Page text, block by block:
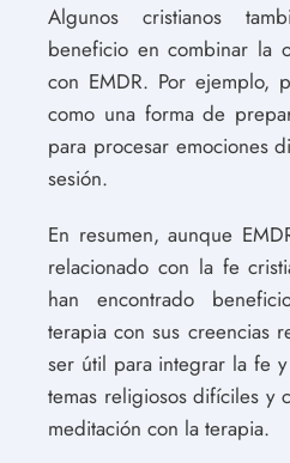
Algunos cristianos
beneficio en combinar la
con EMDR. Por ejemplo,
como una forma de
para procesar emociones
sesión.
En resumen, aunque
relacionado con la fe
han encontrado
terapia con sus creencias
ser útil para integrar la fe
temas religiosos difíciles y
meditación con la terapia.